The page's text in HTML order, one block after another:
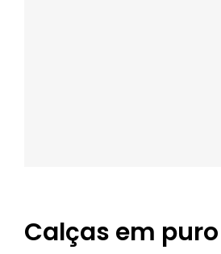
Calças em